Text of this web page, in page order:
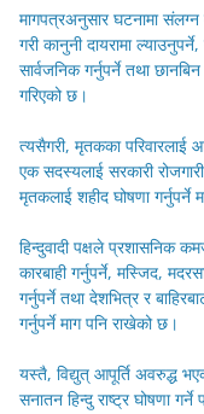
मागपत्रअनुसार घटनामा
गरी कानुनी दायरामा
सार्वजनिक गर्नुपर्ने तथा
गरिएको छ।
त्यसैगरी, मृतकका परिवारलाई
एक सदस्यलाई सरकारी
मृतकलाई शहीद घोषणा गर्नुपर्ने
हिन्दुवादी पक्षले प्रशासनिक
कारबाही गर्नुपर्ने, मस्जिद,
गर्नुपर्ने तथा देशभित्र र
गर्नुपर्ने माग पनि राखेको छ।
यस्तै, विद्युत् आपूर्ति अवरुद्ध
सनातन हिन्दु राष्ट्र घोषणा